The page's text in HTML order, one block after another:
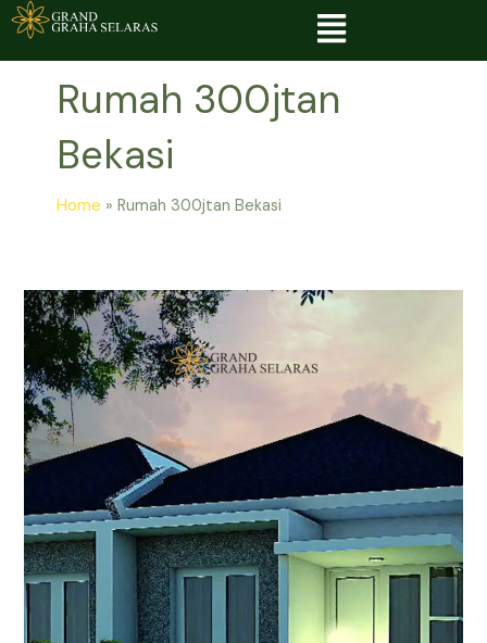
Skip
content
Menu
Rumah 300jtan
Bekasi
Home Rumah 300jtan Bekasi
Rumah
300jtan
Bekasi
|
DP
0
Tanpa